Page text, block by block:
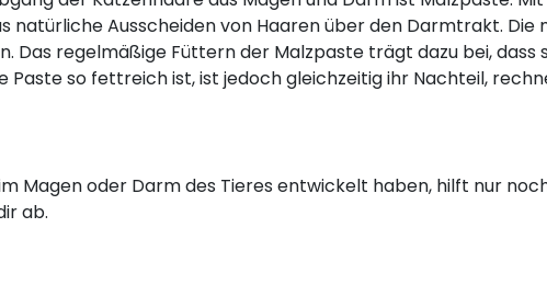
natürliche Ausscheiden von Haaren über den Darmtrakt. Die
Das regelmäßige Füttern der Malzpaste trägt dazu bei,
Paste so fettreich ist, ist jedoch gleichzeitig ihr Nachteil,
Magen oder Darm des Tieres entwickelt haben, hilft nur
ab.